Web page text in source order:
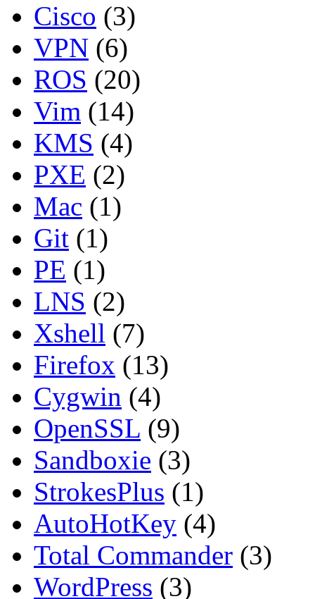
Cisco (3)
VPN (6)
ROS (20)
Vim (14)
KMS (4)
PXE (2)
Mac (1)
Git (1)
PE (1)
LNS (2)
Xshell (7)
Firefox (13)
Cygwin (4)
OpenSSL (9)
Sandboxie (3)
StrokesPlus (1)
AutoHotKey (4)
Total Commander (3)
WordPress (3)